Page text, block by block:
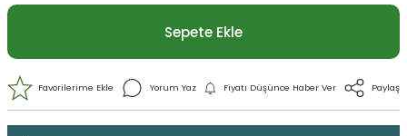
Sepete Ekle